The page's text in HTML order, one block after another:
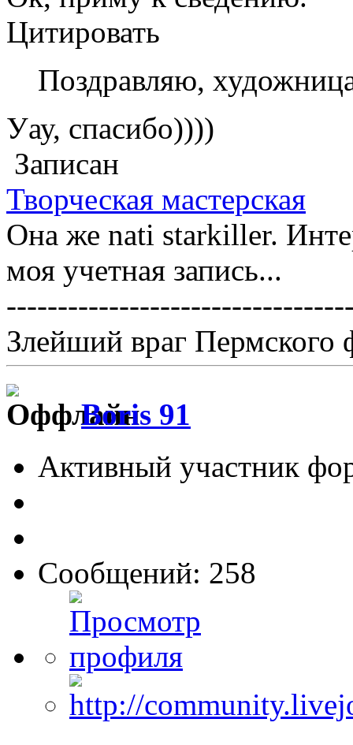
Цитировать
Поздравляю,
Уау, спасибо))))
Записан
Творческая мастерская
Она же nati starkiller.
моя учетная запись...
Злейший враг Пермского
Boris 91
Активный участник
Сообщений: 258